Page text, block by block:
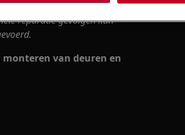
reparatie gevolgen kan
van deuren en